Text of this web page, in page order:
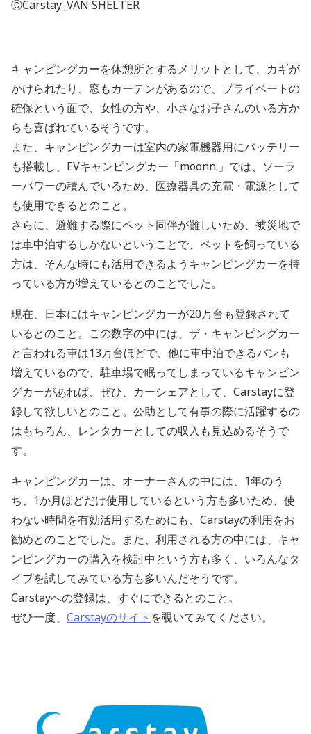
ⒸCarstay_VAN SHELTER
キャンピングカーを休憩所とするメリットとして、カギが
かけられたり、窓もカーテンがあるので、プライベートの
確保という面で、女性の方や、小さなお子さんのいる方か
らも喜ばれているそうです。
また、キャンピングカーは室内の家電機器用にバッテリー
も搭載し、EVキャンピングカー「moonn.」では、ソーラ
ーパワーの積んでいるため、医療器具の充電・電源として
も使用できるとのこと。
さらに、避難する際にペット同伴が難しいため、被災地で
は車中泊するしかないということで、ペットを飼っている
方は、そんな時にも活用できるようキャンピングカーを持
っている方が増えているとのことでした。
現在、日本にはキャンピングカーが20万台も登録されて
いるとのこと。この数字の中には、ザ・キャンピングカー
と言われる車は13万台ほどで、他に車中泊できるバンも
増えているので、駐車場で眠ってしまっているキャンピン
グカーがあれば、ぜひ、カーシェアとして、Carstayに登
録して欲しいとのこと。公助として有事の際に活躍するの
はもちろん、レンタカーとしての収入も見込めるそうで
す。
キャンピングカーは、オーナーさんの中には、1年のう
ち、1か月ほどだけ使用しているという方も多いため、使
わない時間を有効活用するためにも、Carstayの利用をお
勧めとのことでした。また、利用される方の中には、キャ
ンピングカーの購入を検討中という方も多く、いろんなタ
イプを試してみている方も多いんだそうです。
Carstayへの登録は、すぐにできるとのこと。
ぜひ一度、 Carstayのサイト を覗いてみてください。